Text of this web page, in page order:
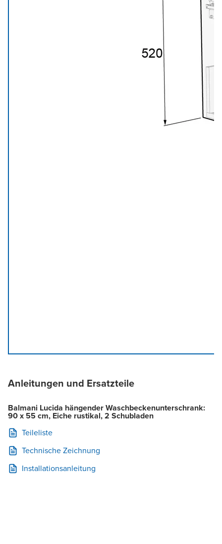
Anleitungen und Ersatzteile
Balmani Lucida hängender Waschbeckenunterschrank:
90 x 55 cm, Eiche rustikal, 2 Schubladen
Teileliste
Technische Zeichnung
Installationsanleitung